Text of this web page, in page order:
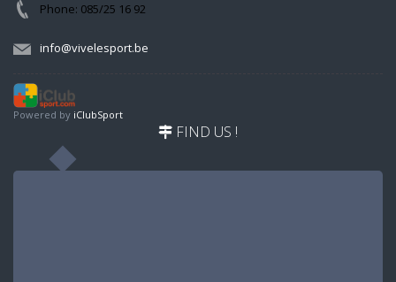
Phone: 085/25 16 92
info@vivelesport.be
Powered by iClubSport
FIND US !